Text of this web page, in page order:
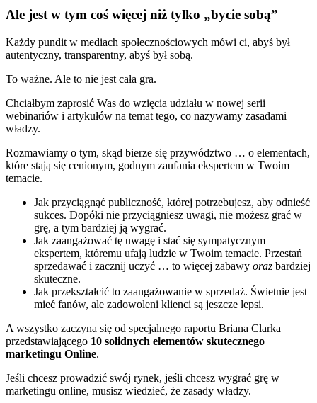
Ale jest w tym coś więcej niż tylko „bycie sobą”
Każdy pundit w mediach społecznościowych mówi ci, abyś był
autentyczny, transparentny, abyś był sobą.
To ważne. Ale to nie jest cała gra.
Chciałbym zaprosić Was do wzięcia udziału w nowej serii
webinariów i artykułów na temat tego, co nazywamy zasadami
władzy.
Rozmawiamy o tym, skąd bierze się przywództwo … o elementach,
które stają się cenionym, godnym zaufania ekspertem w Twoim
temacie.
Jak przyciągnąć publiczność, której potrzebujesz, aby odnieść
sukces. Dopóki nie przyciągniesz uwagi, nie możesz grać w
grę, a tym bardziej ją wygrać.
Jak zaangażować tę uwagę i stać się sympatycznym
ekspertem, któremu ufają ludzie w Twoim temacie. Przestań
sprzedawać i zacznij uczyć … to więcej zabawy oraz bardziej
skuteczne.
Jak przekształcić to zaangażowanie w sprzedaż. Świetnie jest
mieć fanów, ale zadowoleni klienci są jeszcze lepsi.
A wszystko zaczyna się od specjalnego raportu Briana Clarka
przedstawiającego 10 solidnych elementów skutecznego
marketingu Online.
Jeśli chcesz prowadzić swój rynek, jeśli chcesz wygrać grę w
marketingu online, musisz wiedzieć, że zasady władzy.